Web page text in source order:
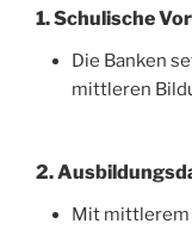
1. Schulische
Die Banken
mittleren
2.
Mit mittlerem